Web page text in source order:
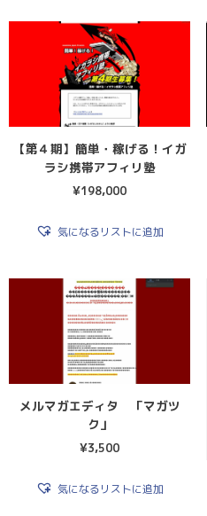
【第４期】簡単・稼げる！イガ
ラシ携帯アフィリ塾
¥198,000
気になるリストに追加
メルマガエディタ 「マガツ
ク」
¥3,500
気になるリストに追加